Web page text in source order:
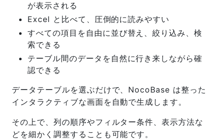
が表示される
Excel と比べて、圧倒的に読みやすい
すべての項目を自由に並び替え、絞り込み、検
索できる
テーブル間のデータを自然に行き来しながら確
認できる
データテーブルを選ぶだけで、NocoBase は整った
インタラクティブな画面を自動で生成します。
その上で、列の順序やフィルター条件、表示方法な
どを細かく調整することも可能です。